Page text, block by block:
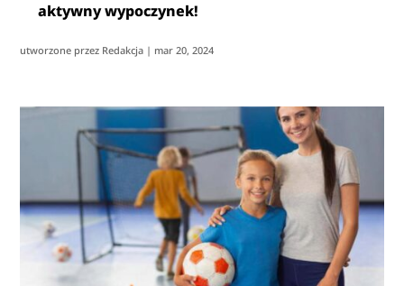
aktywny wypoczynek!
utworzone przez Redakcja | mar 20, 2024